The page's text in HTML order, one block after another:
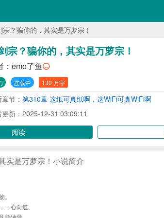
宗？骗你的，其实是万萝宗！
宗？骗你的，其实是万萝宗！
emo了鱼
连载中 130 万字
节： 第310章 这纸可真纸啊，这WiFi可真WiFi啊
更新：2025-12-31 03:09:11
阅读
实是万萝宗！小说简介
一心向道。